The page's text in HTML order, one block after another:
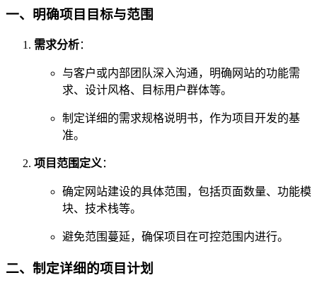
一、明确项目目标与范围
需求分析：
与客户或内部团队深入沟通，明确网站的功能需
求、设计风格、目标用户群体等。
制定详细的需求规格说明书，作为项目开发的基
准。
项目范围定义 ：
确定网站建设的具体范围，包括页面数量、功能模
块、技术栈等。
避免范围蔓延，确保项目在可控范围内进行。
二、制定详细的项目计划